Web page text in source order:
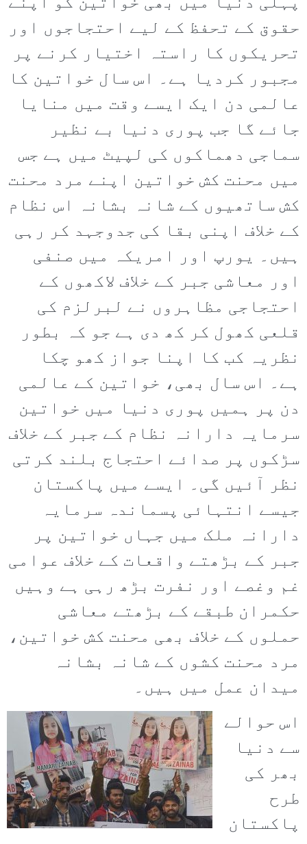
حقوق کے تحفظ کے لیے احتجاجوں اور
تحریکوں کا راستہ اختیار کرنے پر
مجبور کردیا ہے۔ اس سال خواتین کا
عالمی دن ایک ایسے وقت میں منایا
جائے گا جب پوری دنیا بے نظیر
سماجی دھماکوں کی لپیٹ میں ہے جس
میں محنت کش خواتین اپنے مرد محنت
کش ساتھیوں کے شانہ بشانہ اس نظام
کے خلاف اپنی بقا کی جدوجہد کر رہی
ہیں۔ یورپ اور امریکہ میں صنفی
اور معاشی جبر کے خلاف لاکھوں کے
احتجاجی مظاہروں نے لبرلزم کی
قلعی کھول کر کھ دی ہے جو کہ بطور
نظریہ کب کا اپنا جواز کھو چکا
ہے۔ اس سال بھی، خواتین کے عالمی
دن پر ہمیں پوری دنیا میں خواتین
سرمایہ دارانہ نظام کے جبر کے خلاف
سڑکوں پر صدائے احتجاج بلند کرتی
نظر آئیں گی۔ ایسے میں پاکستان
جیسے انتہائی پسماندہ سرمایہ
دارانہ ملک میں جہاں خواتین پر
جبر کے بڑھتے واقعات کے خلاف عوامی
غم وغصے اور نفرت بڑھ رہی ہے وہیں
حکمران طبقے کے بڑھتے معاشی
حملوں کے خلاف بھی محنت کش خواتین،
مرد محنت کشوں کے شانہ بشانہ
میدان عمل میں ہیں۔
اس حوالے
سے دنیا
بھر کی
طرح
پاکستان